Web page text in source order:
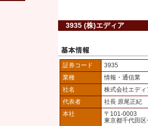
3935 (株)エディア
証券コード
3935
業種
情報・通信業
社名
株式会社エデ
代表者
社長 原尾正紀
本社
〒101-0003
東京都千代田